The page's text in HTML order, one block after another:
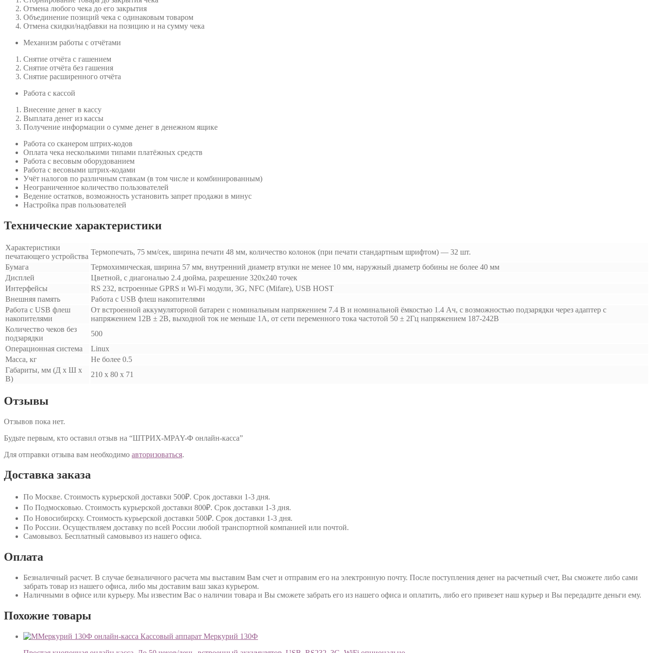
Отмена любого чека до его закрытия
Объединение позиций чека с одинаковым товаром
Отмена скидки/надбавки на позицию и на сумму чека
Механизм работы с отчётами
Снятие отчёта с гашением
Снятие отчёта без гашения
Снятие расширенного отчёта
Работа с кассой
Внесение денег в кассу
Выплата денег из кассы
Получение информации о сумме денег в денежном ящике
Работа со сканером штрих-кодов
Оплата чека несколькими типами платёжных средств
Работа с весовым оборудованием
Работа с весовыми штрих-кодами
Учёт налогов по различным ставкам (в том числе и комбинированным)
Неограниченное количество пользователей
Ведение остатков, возможность установить запрет продажи в минус
Настройка прав пользователей
Технические характеристики
Характеристики
печатающего устройства
Термопечать, 75 мм/сек, ширина печати 48 мм, количество колонок (при печати стандартным шрифтом) — 32 шт.
Бумага
Термохимическая, ширина 57 мм, внутренний диаметр втулки не менее 10 мм, наружный диаметр бобины не более 40 мм
Дисплей
Цветной, с диагональю 2.4 дюйма, разрешение 320х240 точек
Интерфейсы
RS 232, встроенные GPRS и Wi-Fi модули, 3G, NFC (Mifare), USB HOST
Внешняя память
Работа с USB флеш накопителями
Работа с USB флеш
накопителями
От встроенной аккумуляторной батареи с номинальным напряжением 7.4 В и номинальной ёмкостью 1.4 Ач, с возможностью подзарядки через адаптер с
напряжением 12В ± 2В, выходной ток не меньше 1А, от сети переменного тока частотой 50 ± 2Гц напряжением 187-242В
Количество чеков без
подзарядки
500
Операционная система
Linux
Масса, кг
Не более 0.5
Габариты, мм (Д x Ш x
В)
210 х 80 х 71
Отзывы
Отзывов пока нет.
Будьте первым, кто оставил отзыв на “ШТРИХ-MPAY-Ф онлайн-касса”
Для отправки отзыва вам необходимо авторизоваться.
Доставка заказа
По Москве. Стоимость курьерской доставки 500₽. Срок доставки 1-3 дня.
По Подмосковью. Стоимость курьерской доставки 800₽. Срок доставки 1-3 дня.
По Новосибирску. Стоимость курьерской доставки 500₽. Срок доставки 1-3 дня.
По России. Осуществляем доставку по всей России любой транспортной компанией или почтой.
Самовывоз. Бесплатный самовывоз из нашего офиса.
Оплата
Безналичный расчет. В случае безналичного расчета мы выставим Вам счет и отправим его на электронную почту. После поступления денег на расчетный счет, Вы сможете либо сами
забрать товар из нашего офиса, либо мы доставим ваш заказ курьером.
Наличными в офисе или курьеру. Мы известим Вас о наличии товара и Вы сможете забрать его из нашего офиса и оплатить, либо его привезет наш курьер и Вы передадите деньги ему.
Похожие товары
Кассовый аппарат Меркурий 130Ф